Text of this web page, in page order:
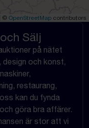
© OpenStreetMap contributors
Sälj
på nätet
design och konst,
restaurang,
kan du fynda
göra bra affärer.
är stor att vi